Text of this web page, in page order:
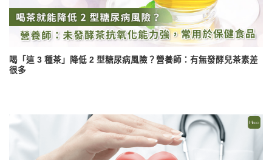
喝「這 3 種茶」降低 2 型糖尿病風險？營養師：有無發酵兒茶素差
很多